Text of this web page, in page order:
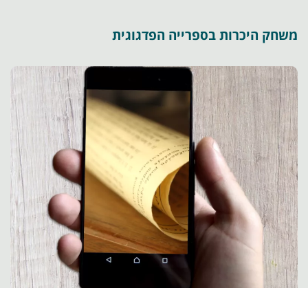
משחק היכרות בספרייה הפדגוגית